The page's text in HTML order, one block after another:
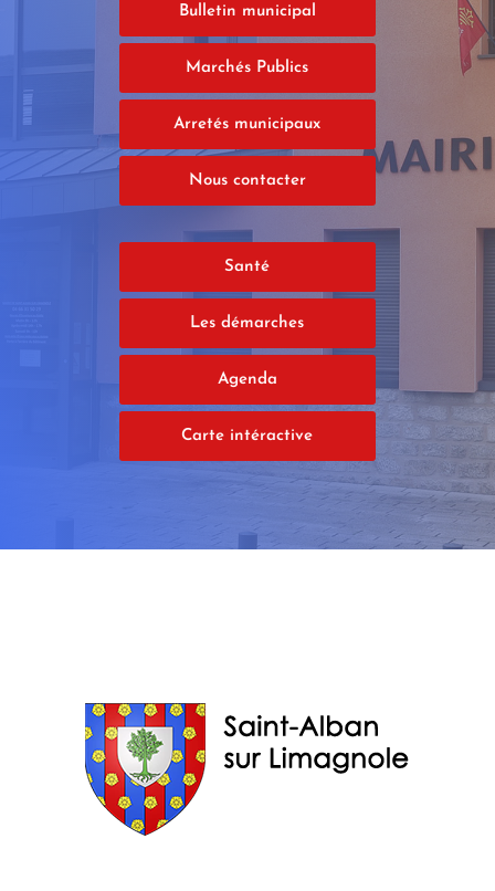
Bulletin municipal
Marchés Publics
Arretés municipaux
Nous contacter
Santé
Les démarches
Agenda
Carte intéractive